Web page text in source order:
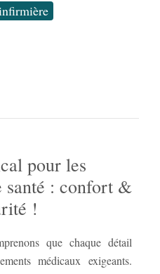
pour les
santé : confort &
!
que chaque détail
médicaux exigeants.